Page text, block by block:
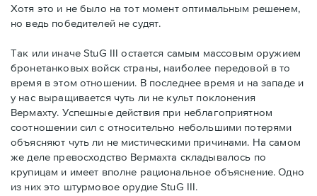
Хотя это и не было на тот момент оптимальным решенем,
но ведь победителей не судят.
Так или иначе StuG III остается самым массовым оружием
бронетанковых войск страны, наиболее передовой в то
время в этом отношении. В последнее время и на западе и
у нас выращивается чуть ли не культ поклонения
Вермахту. Успешные действия при неблагоприятном
соотношении сил с относительно небольшими потерями
объясняют чуть ли не мистическими причинами. На самом
же деле превосходство Вермахта складывалось по
крупицам и имеет вполне рациональное объяснение. Одно
из них это штурмовое орудие StuG III.